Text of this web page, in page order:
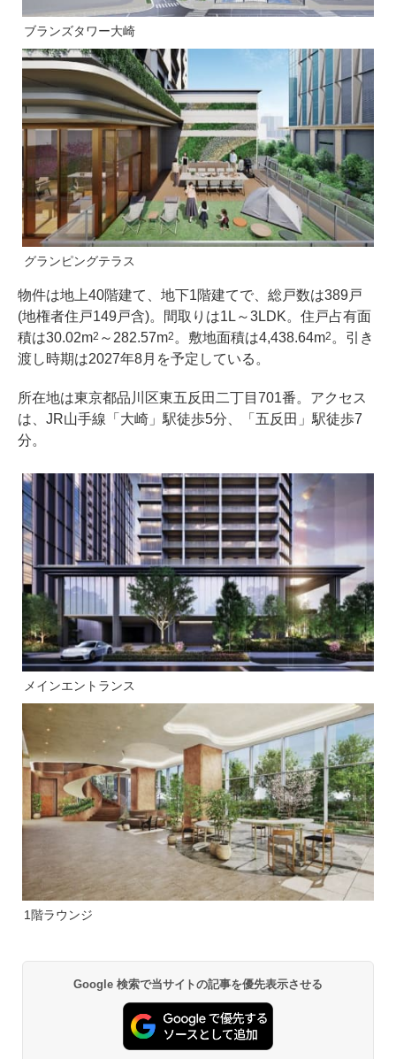
ブランズタワー大崎
グランピングテラス
物件は地上40階建て、地下1階建てで、総戸数は389戸
(地権者住戸149戸含)。間取りは1L～3LDK。住戸占有面
積は30.02m2 ～282.57m2 。敷地面積は4,438.64m2 。引き
渡し時期は2027年8月を予定している。
所在地は東京都品川区東五反田二丁目701番。アクセス
は、JR山手線「大崎」駅徒歩5分、「五反田」駅徒歩7
分。
メインエントランス
1階ラウンジ
Google 検索で当サイトの記事を優先表示させる